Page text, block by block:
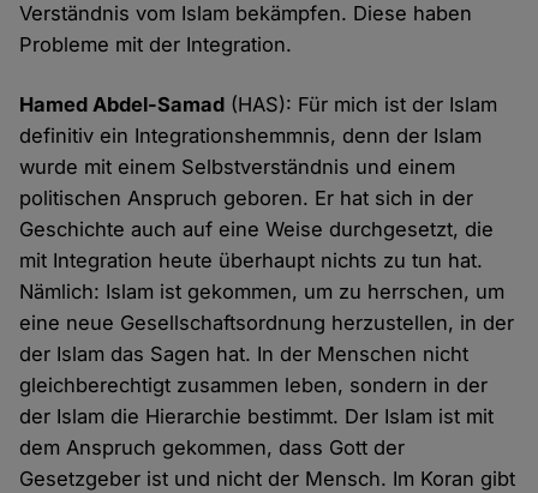
Verständnis vom Islam bekämpfen. Diese haben
Probleme mit der Integration.
Hamed Abdel-Samad (HAS): Für mich ist der Islam
definitiv ein Integrationshemmnis, denn der Islam
wurde mit einem Selbstverständnis und einem
politischen Anspruch geboren. Er hat sich in der
Geschichte auch auf eine Weise durchgesetzt, die
mit Integration heute überhaupt nichts zu tun hat.
Nämlich: Islam ist gekommen, um zu herrschen, um
eine neue Gesellschaftsordnung herzustellen, in der
der Islam das Sagen hat. In der Menschen nicht
gleichberechtigt zusammen leben, sondern in der
der Islam die Hierarchie bestimmt. Der Islam ist mit
dem Anspruch gekommen, dass Gott der
Gesetzgeber ist und nicht der Mensch. Im Koran gibt